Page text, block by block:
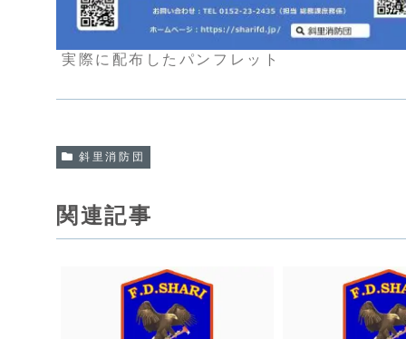
実際に配布したパンフレット
斜里消防団
関連記事